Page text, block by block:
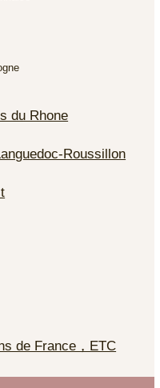
du Rhone
Roussillon
de France，ETC